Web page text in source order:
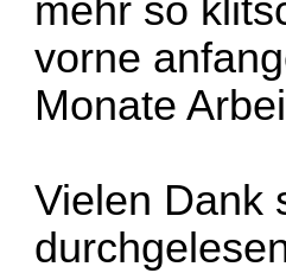
mehr so
vorne
Monate
Vielen Dank